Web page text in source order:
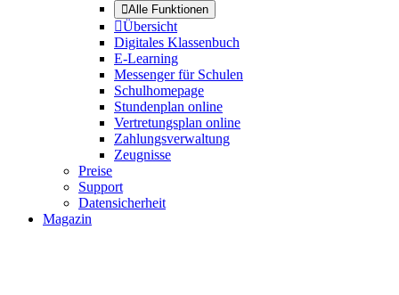
Alle Funktionen
Übersicht
Digitales Klassenbuch
E-Learning
Messenger für Schulen
Schulhomepage
Stundenplan online
Vertretungsplan online
Zahlungsverwaltung
Zeugnisse
Preise
Support
Datensicherheit
Magazin